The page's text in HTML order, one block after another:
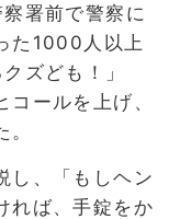
署前で警察に
た1000人以上
ズども！」
コールを上げ、
し、「もしヘン
れば、手錠をか